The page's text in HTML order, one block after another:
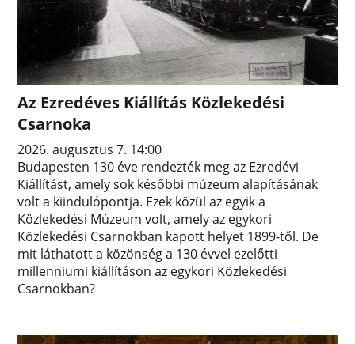
Az Ezredéves Kiállítás Közlekedési
Csarnoka
2026. augusztus 7. 14:00
Budapesten 130 éve rendezték meg az Ezredévi
Kiállítást, amely sok későbbi múzeum alapításának
volt a kiindulópontja. Ezek közül az egyik a
Közlekedési Múzeum volt, amely az egykori
Közlekedési Csarnokban kapott helyet 1899-től. De
mit láthatott a közönség a 130 évvel ezelőtti
millenniumi kiállításon az egykori Közlekedési
Csarnokban?